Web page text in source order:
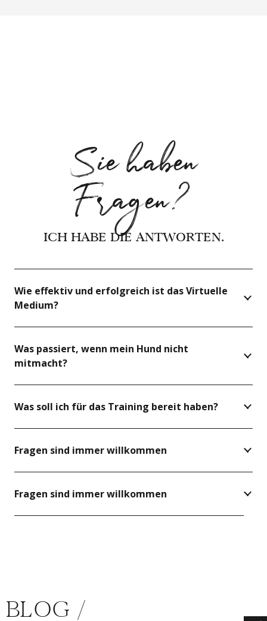
Sie haben
Fragen?
ICH HABE DIE ANTWORTEN.
Wie effektiv und erfolgreich ist das Virtuelle
Medium?
Was passiert, wenn mein Hund nicht
mitmacht?
Was soll ich für das Training bereit haben?
Fragen sind immer willkommen
Fragen sind immer willkommen
BLOG /